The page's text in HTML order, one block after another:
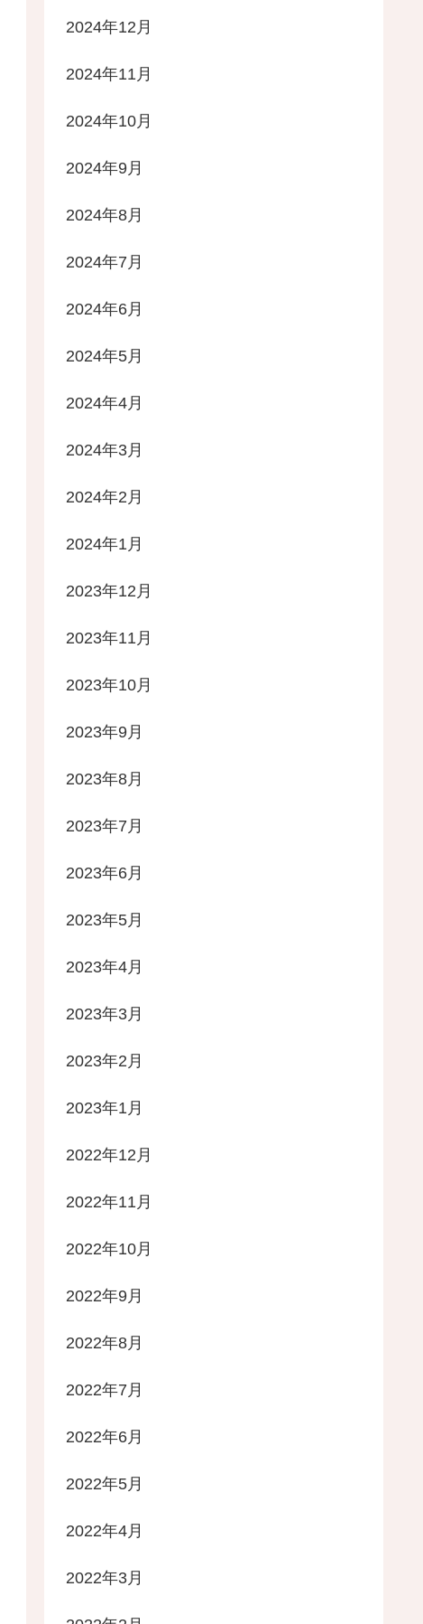
2024年12月
2024年11月
2024年10月
2024年9月
2024年8月
2024年7月
2024年6月
2024年5月
2024年4月
2024年3月
2024年2月
2024年1月
2023年12月
2023年11月
2023年10月
2023年9月
2023年8月
2023年7月
2023年6月
2023年5月
2023年4月
2023年3月
2023年2月
2023年1月
2022年12月
2022年11月
2022年10月
2022年9月
2022年8月
2022年7月
2022年6月
2022年5月
2022年4月
2022年3月